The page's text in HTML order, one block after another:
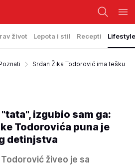
život Lepota i stil Recepti Lifestyle
Srđan Žika Todorović ima tešku
izgubio sam ga:
Todorovića puna je
detinjstva
živeo je sa